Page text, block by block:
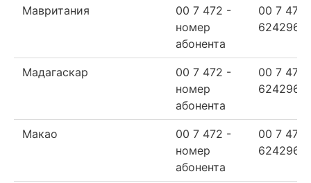
Мавритания
00 7 472 -
номер
абонента
00 7 472
624296
Мадагаскар
00 7 472 -
номер
абонента
00 7 472
624296
Макао
00 7 472 -
номер
абонента
00 7 472
624296